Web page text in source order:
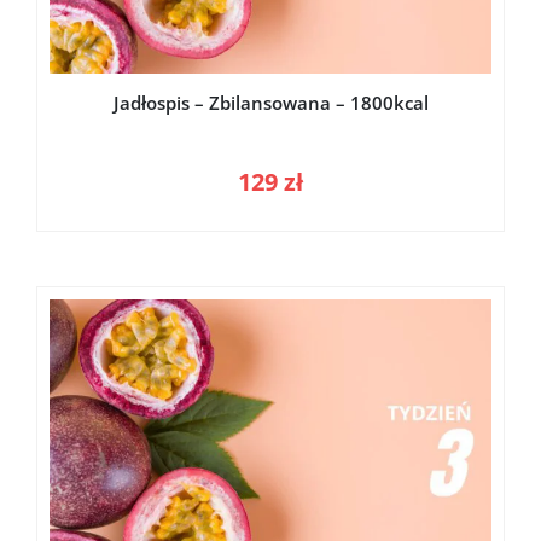
Jadłospis – Zbilansowana – 1800kcal
129zł